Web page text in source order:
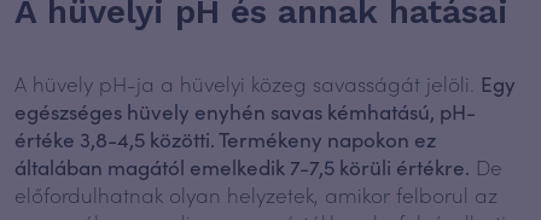
A hüvelyi pH és annak hatásai
A hüvely pH-ja a hüvelyi közeg savasságát jelöli. Egy
egészséges hüvely enyhén savas kémhatású, pH-
értéke 3,8-4,5 közötti. Termékeny napokon ez
általában magától emelkedik 7-7,5 körüli értékre. De
előfordulhatnak olyan helyzetek, amikor felborul az